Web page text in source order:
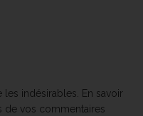
indésirables.
En savoir
de vos commentaires